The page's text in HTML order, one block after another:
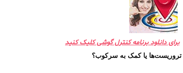
برای دانلود برنامه کنترل گوشی کلیک کنید
تروریست‌ها یا کمک به سرکوب؟